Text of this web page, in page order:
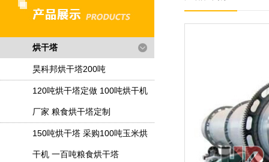
烘干塔
昊科邦烘干塔200吨
120吨烘干塔定做 100吨烘干机
厂家 粮食烘干塔定制
150吨烘干塔 采购100吨玉米烘
干机 一百吨粮食烘干塔